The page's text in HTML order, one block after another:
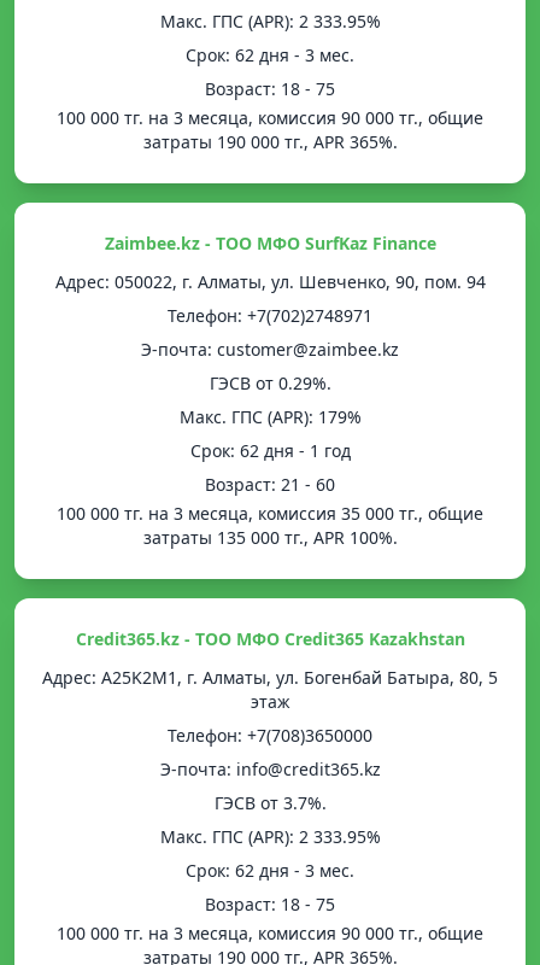
Mакс. ГПС (APR): 2 333.95%
Срок: 62 дня - 3 мес.
Возраст: 18 - 75
100 000 тг. на 3 месяца, комиссия 90 000 тг., общие
затраты 190 000 тг., APR 365%.
Zaimbee.kz - ТОО МФО SurfKaz Finance
Адрес: 050022, г. Алматы, ул. Шевченко, 90, пом. 94
Телефон: +7(702)2748971
Э-почта: customer@zaimbee.kz
ГЭСВ от 0.29%.
Mакс. ГПС (APR): 179%
Срок: 62 дня - 1 год
Возраст: 21 - 60
100 000 тг. на 3 месяца, комиссия 35 000 тг., общие
затраты 135 000 тг., APR 100%.
Credit365.kz - ТОО МФО Credit365 Kazakhstan
Адрес: A25K2M1, г. Алматы, ул. Богенбай Батыра, 80, 5
этаж
Телефон: +7(708)3650000
Э-почта: info@credit365.kz
ГЭСВ от 3.7%.
Mакс. ГПС (APR): 2 333.95%
Срок: 62 дня - 3 мес.
Возраст: 18 - 75
100 000 тг. на 3 месяца, комиссия 90 000 тг., общие
затраты 190 000 тг., APR 365%.